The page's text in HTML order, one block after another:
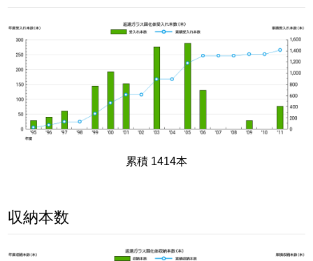
累積 1414本
収納本数